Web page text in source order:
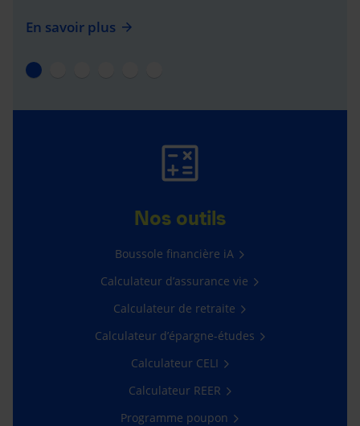
En savoir plus
Nos outils
Boussole financière iA
Calculateur d’assurance vie
Calculateur de retraite
Calculateur d’épargne-études
Calculateur CELI
Calculateur REER
Programme poupon